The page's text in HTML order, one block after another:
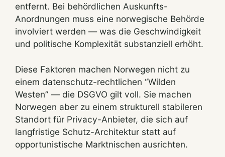
entfernt. Bei behördlichen Auskunfts-
Anordnungen muss eine norwegische Behörde
involviert werden — was die Geschwindigkeit
und politische Komplexität substanziell erhöht.
Diese Faktoren machen Norwegen nicht zu
einem datenschutz-rechtlichen “Wilden
Westen” — die DSGVO gilt voll. Sie machen
Norwegen aber zu einem strukturell stabileren
Standort für Privacy-Anbieter, die sich auf
langfristige Schutz-Architektur statt auf
opportunistische Marktnischen ausrichten.